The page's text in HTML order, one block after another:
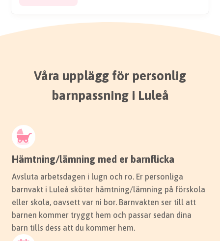
Våra upplägg för personlig
barnpassning i Luleå
Hämtning/lämning med er barnflicka
Avsluta arbetsdagen i lugn och ro. Er personliga
barnvakt i Luleå sköter hämtning/lämning på förskola
eller skola, oavsett var ni bor. Barnvakten ser till att
barnen kommer tryggt hem och passar sedan dina
barn tills dess att du kommer hem.